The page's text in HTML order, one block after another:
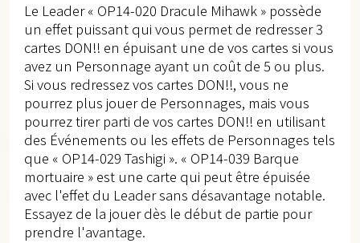
Le Leader « OP14-020 Dracule Mihawk » possède
un effet puissant qui vous permet de redresser 3
cartes DON!! en épuisant une de vos cartes si vous
avez un Personnage ayant un coût de 5 ou plus.
Si vous redressez vos cartes DON!!, vous ne
pourrez plus jouer de Personnages, mais vous
pourrez tirer parti de vos cartes DON!! en utilisant
des Événements ou les effets de Personnages tels
que « OP14-029 Tashigi ». « OP14-039 Barque
mortuaire » est une carte qui peut être épuisée
avec l'effet du Leader sans désavantage notable.
Essayez de la jouer dès le début de partie pour
prendre l'avantage.